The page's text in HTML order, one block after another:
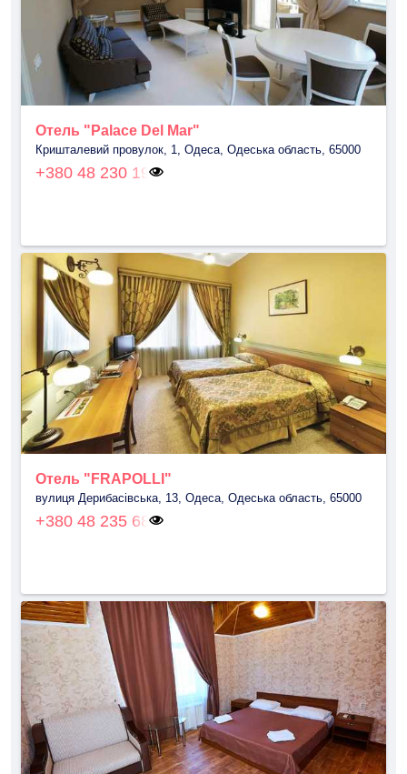
Отель "Palace Del Mar"
Кришталевий провулок, 1, Одеса, Одеська область, 65000
+380 48 230 19
Отель "FRAPOLLI"
вулиця Дерибасівська, 13, Одеса, Одеська область, 65000
+380 48 235 68